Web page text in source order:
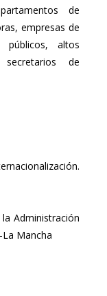
de
empresas de
públicos, altos
secretarios de
Administración
Mancha